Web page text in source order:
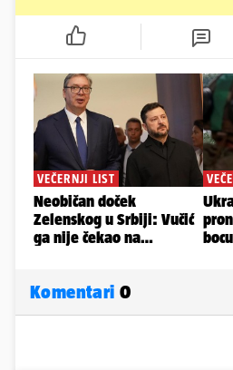
Komentari 0